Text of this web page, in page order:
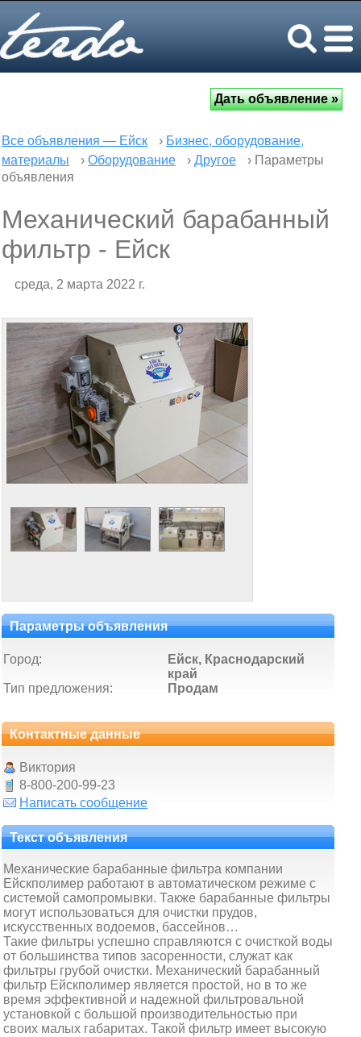
Все объявления — Ейск › Бизнес, оборудование,
материалы
› Оборудование › Другое
› Параметры
объявления
Механический барабанный
фильтр - Ейск
среда, 2 марта 2022 г.
Параметры объявления
Город:
Ейск, Краснодарский
край
Тип предложения:
Продам
Контактные данные
Виктория
8-800-200-99-23
Написать сообщение
Текст объявления
Механические барабанные фильтра компании
Ейскполимер работают в автоматическом режиме с
системой самопромывки. Также барабанные фильтры
могут использоваться для очистки прудов,
искусственных водоемов, бассейнов…
Такие фильтры успешно справляются с очисткой воды
от большинства типов засоренности, служат как
фильтры грубой очистки. Механический барабанный
фильтр Ейскполимер является простой, но в то же
время эффективной и надежной фильтровальной
установкой с большой производительностью при
своих малых габаритах. Такой фильтр имеет высокую